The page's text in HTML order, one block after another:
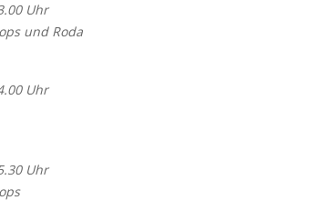
Uhr
und Roda
Uhr
Uhr